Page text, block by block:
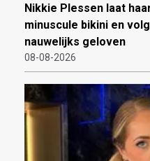
Nikkie Plessen laat
minuscule bikini en
nauwelijks geloven
08-08-2026